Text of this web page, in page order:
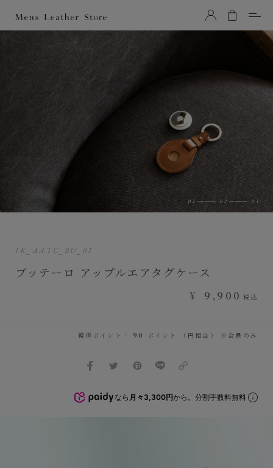
Mens Leather Store（メンズレザーストア）
IK_AATC_BU_01
ブッテーロ アップルエアタグケース
¥ 9,900 税込
獲得ポイント： 90 ポイント （円相当） ※会員のみ
なら 月々3,300円から。分割手数料無料